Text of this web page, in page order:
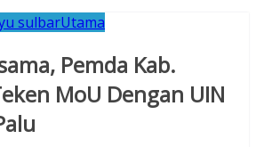
sulbarUtama
Pemda Kab.
MoU Dengan UIN